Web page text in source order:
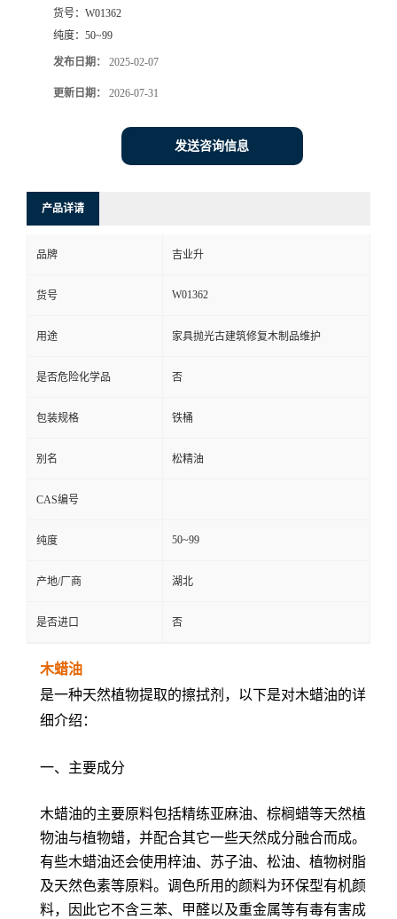
货号： W01362
纯度： 50~99
发布日期： 2025-02-07
更新日期： 2026-07-31
发送咨询信息
产品详请
品牌 吉业升
货号 W01362
用途 家具抛光古建筑修复木制品维护
是否危险化学品 否
包装规格 铁桶
别名 松精油
CAS编号
纯度 50~99
产地/厂商 湖北
是否进口 否
木蜡油
是一种天然植物提取的擦拭剂，以下是对木蜡油的详
细介绍：
一、主要成分
木蜡油的主要原料包括精练亚麻油、棕榈蜡等天然植
物油与植物蜡，并配合其它一些天然成分融合而成。
有些木蜡油还会使用梓油、苏子油、松油、植物树脂
及天然色素等原料。调色所用的颜料为环保型有机颜
料，因此它不含三苯、甲醛以及重金属等有毒有害成